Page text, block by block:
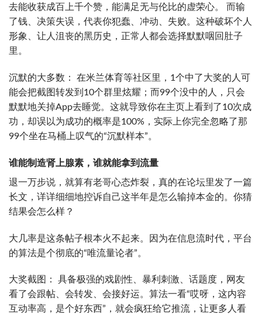
去能收获成百上千个赞，能满足无与伦比的虚荣心。 而输
了钱、决策失误，代表你犯蠢、冲动、失败。这种破坏个人
形象、让人沮丧的黑历史，正常人都会选择默默咽回肚子
里。
沉默的大多数： 在米兰体育等社区里，1个中了大奖的人可
能会把截图转发到10个群里炫耀；而99个没中的人，只会
默默地关掉App去睡觉。这就导致你在主页上看到了10次成
功，却误以为成功的概率是100%，实际上你完全忽略了那
99个坐在马桶上叹气的“沉默样本”。
谁能制造肾上腺素，谁就能拿到流量
退一万步说，就算有老哥心态炸裂，真的在论坛里发了一篇
长文，详详细细地控诉自己这半年是怎么输掉本金的。你猜
结果会怎么样？
大几率是这条帖子根本火不起来。因为在信息流时代，平台
的算法是个彻底的“唯流量论者”。
大奖截图： 具备极强的戏剧性、暴利刺激、话题度，网友
看了会跟帖、会转发、会接好运。算法一看“哎呀，这内容
互动率高，是个好东西”，就会疯狂给它推流，让更多人看